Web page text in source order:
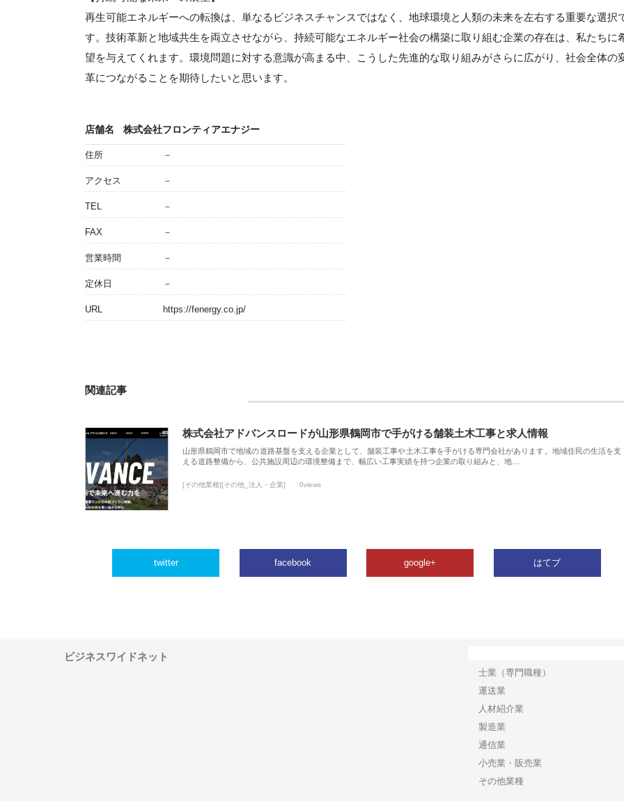
再生可能エネルギーへの転換は、単なるビジネスチャンスではなく、地球環境と人類の未来を左右する重要な選択
す。技術革新と地域共生を両立させながら、持続可能なエネルギー社会の構築に取り組む企業の存在は、私たちに
望を与えてくれます。環境問題に対する意識が高まる中、こうした先進的な取り組みがさらに広がり、社会全体の
革につながることを期待したいと思います。
店舗名 株式会社フロンティアエナジー
住所 －
アクセス －
TEL －
FAX －
営業時間 －
定休日 －
URL https://fenergy.co.jp/
関連記事
株式会社アドバンスロードが山形県鶴岡市で手がける舗装土木工事と求人情報
山形県鶴岡市で地域の道路基盤を支える企業として、舗装工事や土木工事を手がける専門会社があります。地域住民の生活を支
える道路整備から、公共施設周辺の環境整備まで、幅広い工事実績を持つ企業の取り組みと、地…
[その他業種][その他_法人・企業] 0views
twitter facebook google+ はてブ
ビジネスワイドネット
士業（専門職種）
運送業
人材紹介業
製造業
通信業
小売業・販売業
その他業種